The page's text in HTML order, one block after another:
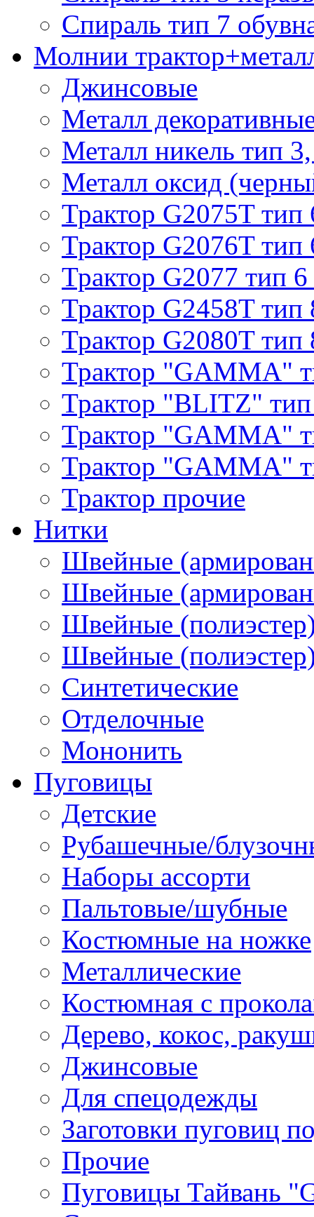
Спираль тип 7
Молнии
Джинсовые
Металл
Металл никель тип
Металл оксид
Трактор G2075T тип
Трактор G2076T тип
Трактор G2077 тип 6
Трактор G2458T тип
Трактор G2080T тип
Трактор "GAMMA"
Трактор "BLITZ"
Трактор "GAMMA"
Трактор "GAMMA"
Трактор прочие
Нитки
Швейные
Швейные
Швейные
Швейные
Синтетические
Отделочные
Мононить
Пуговицы
Детские
Рубашечные/
Наборы ассорти
Пальтовые/шубные
Костюмные на ножке
Металлические
Костюмная с
Дерево, кокос,
Джинсовые
Для спецодежды
Заготовки пуговиц
Прочие
Пуговицы Тайвань